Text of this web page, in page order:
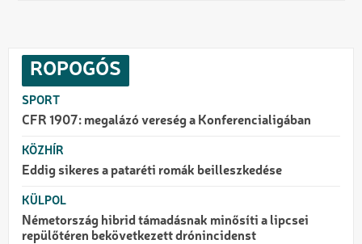
ROPOGÓS
SPORT
CFR 1907: megalázó vereség a Konferencialigában
KÖZHÍR
Eddig sikeres a pataréti romák beilleszkedése
KÜLPOL
Németország hibrid támadásnak minősíti a lipcsei
repülőtéren bekövetkezett drónincidenst